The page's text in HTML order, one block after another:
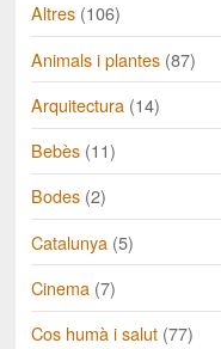
Altres (106)
Animals i plantes (87)
Arquitectura (14)
Bebès (11)
Bodes (2)
Catalunya (5)
Cinema (7)
Cos humà i salut (77)